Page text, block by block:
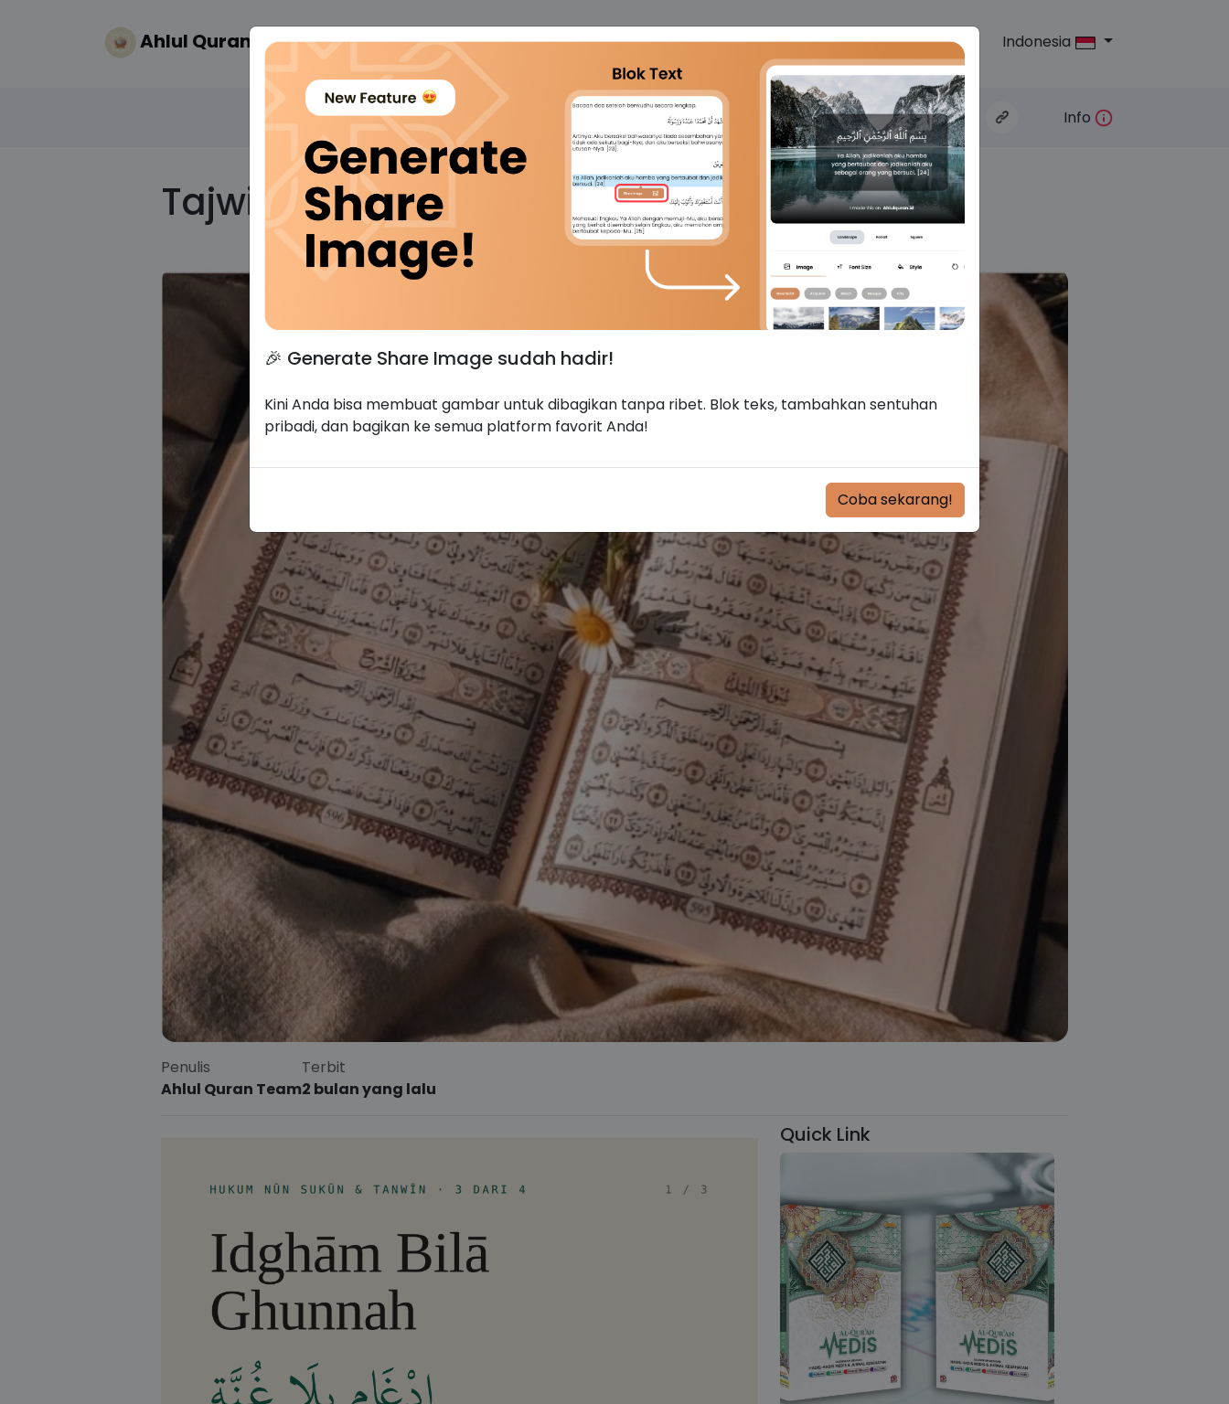
Ahlul Quran Beranda Tentang Kami Donasi Belajar Interaktif Blog Indonesia
Bagikan: Info
Tajwid 3 - Idgham Bilaghunnah
Penulis
Ahlul Quran Team
Terbit
2 bulan yang lalu
Quick Link
🎉 Generate Share Image sudah hadir!
Kini Anda bisa membuat gambar untuk dibagikan tanpa ribet. Blok teks, tambahkan sentuhan
pribadi, dan bagikan ke semua platform favorit Anda!
Coba sekarang!